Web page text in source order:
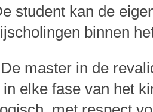
student kan de
binnen
master in de
in elke fase van het